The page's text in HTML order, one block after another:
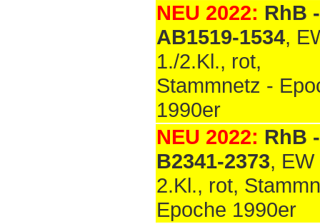
NEU 2022: RhB -
AB1519-1534,
1./2.Kl., rot,
Stammnetz -
1990er
NEU 2022: RhB -
B2341-2373, EW
2.Kl., rot,
Epoche 1990er